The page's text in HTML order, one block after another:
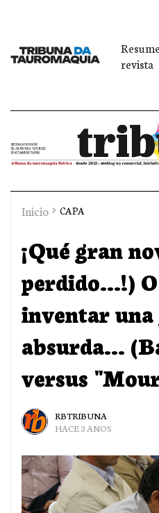
revista
Inicio CAPA
¡Qué gran
perdido...!)
inventar
absurda...
versus
RBTRIBUNA
HACE 3 AÑOS